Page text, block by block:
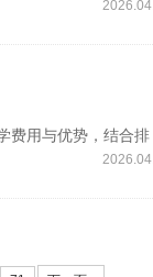
费用与优势，结合排